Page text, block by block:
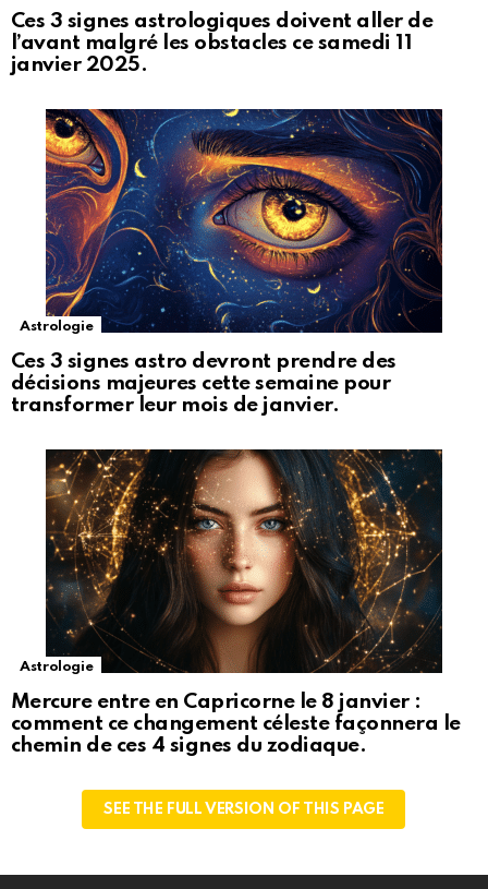
Ces 3 signes astrologiques doivent aller de
l’avant malgré les obstacles ce samedi 11
janvier 2025.
Astrologie
Ces 3 signes astro devront prendre des
décisions majeures cette semaine pour
transformer leur mois de janvier.
Astrologie
Mercure entre en Capricorne le 8 janvier :
comment ce changement céleste façonnera le
chemin de ces 4 signes du zodiaque.
SEE THE FULL VERSION OF THIS PAGE